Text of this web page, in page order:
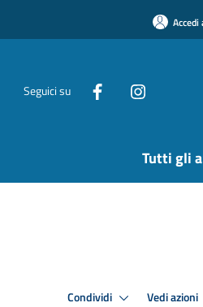
Seguici su
Tutti gli
Condividi Vedi azioni